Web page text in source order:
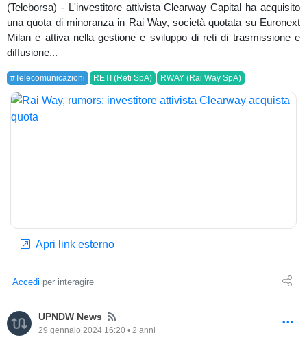
(Teleborsa) - L'investitore attivista Clearway Capital ha acquisito
una quota di minoranza in Rai Way, società quotata su Euronext
Milan e attiva nella gestione e sviluppo di reti di trasmissione e
diffusione...
#Telecomunicazioni RETI (Reti SpA) RWAY (Rai Way SpA)
Apri link esterno
Accedi per interagire
UPNDW News News
29 gennaio 2024 16:20 • 2 anni